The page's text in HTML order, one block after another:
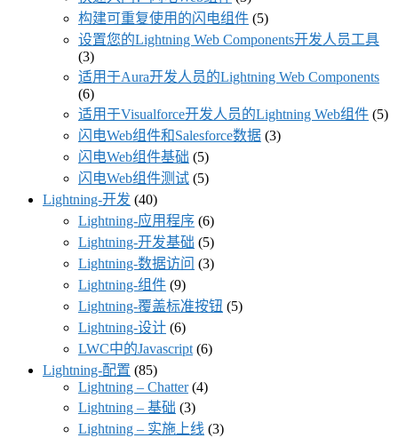
构建可重复使用的闪电组件 (5)
设置您的Lightning Web Components开发人员工具
(3)
适用于Aura开发人员的Lightning Web Components
(6)
适用于Visualforce开发人员的Lightning Web组件 (5)
闪电Web组件和Salesforce数据 (3)
闪电Web组件基础 (5)
闪电Web组件测试 (5)
Lightning-开发 (40)
Lightning-应用程序 (6)
Lightning-开发基础 (5)
Lightning-数据访问 (3)
Lightning-组件 (9)
Lightning-覆盖标准按钮 (5)
Lightning-设计 (6)
LWC中的Javascript (6)
Lightning-配置 (85)
Lightning – Chatter(4)
Lightning – 基础 (3)
Lightning – 实施上线 (3)